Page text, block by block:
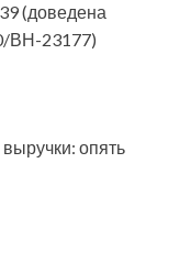
(доведена
ВН-23177)
опять